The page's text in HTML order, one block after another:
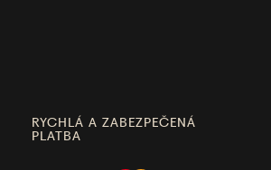
RYCHLÁ A ZABEZPEČENÁ
PLATBA